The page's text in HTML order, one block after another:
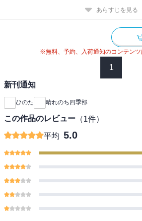
あらすじを見る
※無料、予約、入荷通知のコンテンツ
1
新刊通知
ひのた 晴れのち四季部
この作品のレビュー （1件）
平均 5.0